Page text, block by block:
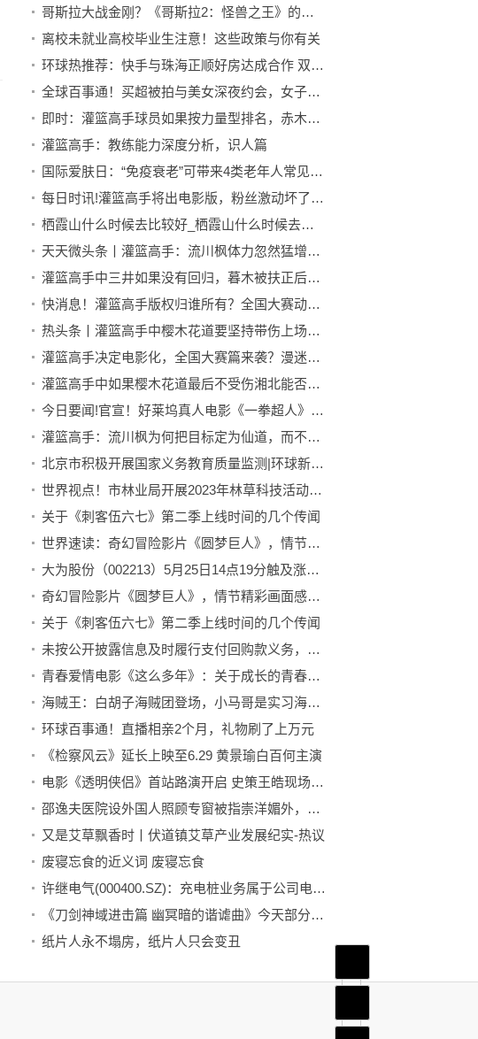
哥斯拉大战金刚？《哥斯拉2：怪兽之王》的片尾字幕意味着什么？ 天天速看
离校未就业高校毕业生注意！这些政策与你有关
环球热推荐：快手与珠海正顺好房达成合作 双方共同培养专业房产主播经纪人
全球百事通！买超被拍与美女深夜约会，女子身材纤细打扮火辣，拿外套当裙子穿
即时：灌篮高手球员如果按力量型排名，赤木和樱木都排不进前三
灌篮高手：教练能力深度分析，识人篇
国际爱肤日：“免疫衰老”可带来4类老年人常见皮肤疾病
每日时讯!灌篮高手将出电影版，粉丝激动坏了却反手提出四个疑问实在太秀了
栖霞山什么时候去比较好_栖霞山什么时候去最好
天天微头条丨灌篮高手：流川枫体力忽然猛增，全靠安西这句话，所以才醍醐灌顶
灌篮高手中三井如果没有回归，暮木被扶正后能力会达到什么级别？
快消息！灌篮高手版权归谁所有？全国大赛动画版什么时候出？差钱还是差事
热头条丨灌篮高手中樱木花道要坚持带伤上场时，水户洋平的话到底什么意思
灌篮高手决定电影化，全国大赛篇来袭？漫迷猜测国内票房预计10亿 世界速讯
灌篮高手中如果樱木花道最后不受伤湘北能否战胜爱和学院-全球快消息
今日要闻!官宣！好莱坞真人电影《一拳超人》要来了
灌篮高手：流川枫为何把目标定为仙道，而不是阿牧？有这些原因|世界今头条
北京市积极开展国家义务教育质量监测|环球新要闻
世界视点！市林业局开展2023年林草科技活动周活动
关于《刺客伍六七》第二季上线时间的几个传闻
世界速读：奇幻冒险影片《圆梦巨人》，情节精彩画面感唯美，犹如动漫电影
大为股份（002213）5月25日14点19分触及涨停板
奇幻冒险影片《圆梦巨人》，情节精彩画面感唯美，犹如动漫电影
关于《刺客伍六七》第二季上线时间的几个传闻
未按公开披露信息及时履行支付回购款义务，索菲亚交易方收监管函
青春爱情电影《这么多年》：关于成长的青春叙事|世界观点
海贼王：白胡子海贼团登场，小马哥是实习海贼，冰之魔女秀大长腿|当前关注
环球百事通！直播相亲2个月，礼物刷了上万元
《检察风云》延长上映至6.29 黄景瑜白百何主演
电影《透明侠侣》首站路演开启 史策王皓现场面试
邵逸夫医院设外国人照顾专窗被指崇洋媚外，医院回应：专窗工作人员会讲外语，其他窗口沟通起来不方便|世界播报
又是艾草飘香时丨伏道镇艾草产业发展纪实-热议
废寝忘食的近义词 废寝忘食
许继电气(000400.SZ)：充电桩业务属于公司电动汽车智能充换电系统业务板块|天天即时
《刀剑神域进击篇 幽冥暗的谐谑曲》今天部分上线！两大公会的战斗开幕！
纸片人永不塌房，纸片人只会变丑